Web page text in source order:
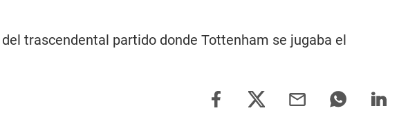
trascendental partido donde Tottenham se jugaba el